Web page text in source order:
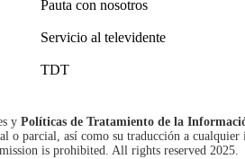
Pauta con nosotros
Servicio al televidente
TDT
y Políticas de Tratamiento de la
o parcial, así como su traducción a
is prohibited. All rights reserved 2025.